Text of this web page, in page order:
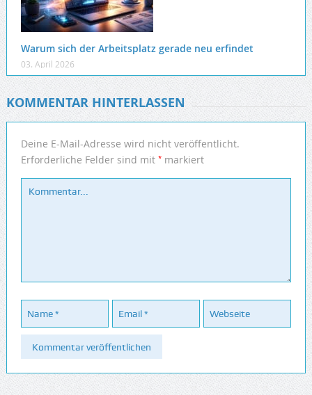
Warum sich der Arbeitsplatz gerade neu erfindet
03. April 2026
KOMMENTAR HINTERLASSEN
Deine E-Mail-Adresse wird nicht veröffentlicht.
Erforderliche Felder sind mit *markiert